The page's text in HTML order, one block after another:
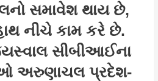
સમાવેશ થાય છે,
નીચે કામ કરે છે.
સીબીઆઈના
અરુણાચલ પ્રદેશ-